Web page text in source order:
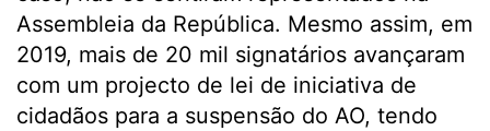
Assembleia da República. Mesmo assim, em
2019, mais de 20 mil signatários avançaram
com um projecto de lei de iniciativa de
cidadãos para a suspensão do AO, tendo